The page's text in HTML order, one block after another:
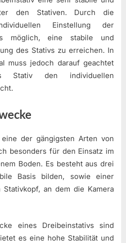
den Stativen. Durch die
Einstellung der
möglich, eine stabile und
des Stativs zu erreichen. In
muss jedoch darauf geachtet
Stativ den individuellen
der gängigsten Arten von
besonders für den Einsatz im
Boden. Es besteht aus drei
Basis bilden, sowie einer
an dem die Kamera
eines Dreibeinstativs sind
es eine hohe Stabilität und